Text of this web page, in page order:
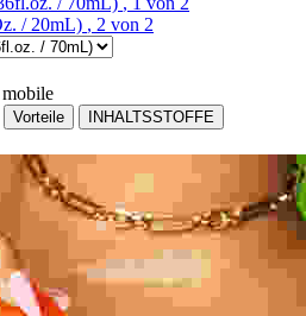
/ 20mL) , 2 von 2
Vorteile
INHALTSSTOFFE